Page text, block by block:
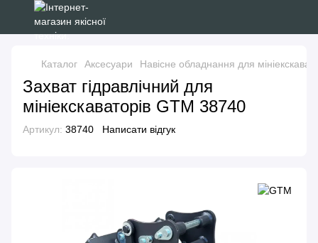
Каталог Аксесуари Навісне обладнання для
Захват гідравлічний для
мініекскаваторів GTM 38740
Артикул: 38740 Написати відгук